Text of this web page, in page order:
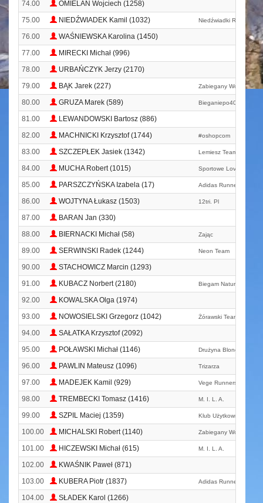
74.00
OMIELAN Wojciech (1258)
75.00
NIEDŹWIADEK Kamil (1032) Niedźwiadki Running
76.00
WAŚNIEWSKA Karolina (1450)
77.00
MIRECKI Michał (996)
78.00
URBAŃCZYK Jerzy (2170)
79.00
BĄK Jarek (227) Zabiegany Wołomin
80.00 GRUZA Marek (589) Bieganiepo40. Pl
81.00
LEWANDOWSKI Bartosz (886)
82.00
MACHNICKI Krzysztof (1744) #oshopcom
83.00 SZCZEPŁEK Jasiek (1342) Lemiesz Team
84.00 MUCHA Robert (1015) Sportowe Love
85.00 PARSZCZYŃSKA Izabela (17) Adidas Runners
86.00 WOJTYNA Łukasz (1503) 12tri. Pl
87.00
BARAN Jan (330)
88.00
BIERNACKI Michał (58) Zając
89.00 SERWINSKI Radek (1244) Neon Team
90.00
STACHOWICZ Marcin (1293)
91.00
KUBACZ Norbert (2180) Biegam Naturalnie
92.00
KOWALSKA Olga (1974)
93.00
NOWOSIELSKI Grzegorz (1042) Żórawski Team
94.00
SAŁATKA Krzysztof (2092)
95.00
POŁAWSKI Michał (1146) Drużyna Blondyna
96.00 PAWLIN Mateusz (1096) Trizarza
97.00 MADEJEK Kamil (929) Vege Runners
98.00 TREMBECKI Tomasz (1416) M. I. L. A.
99.00 SZPIL Maciej (1359) Klub Użytkowników
100.00 MICHALSKI Robert (1140) Zabiegany Wołomin
101.00 HICZEWSKI Michał (615) M. I. L. A.
102.00
KWAŚNIK Paweł (871)
103.00
KUBERA Piotr (1837) Adidas Runners
104.00
SŁADEK Karol (1266)